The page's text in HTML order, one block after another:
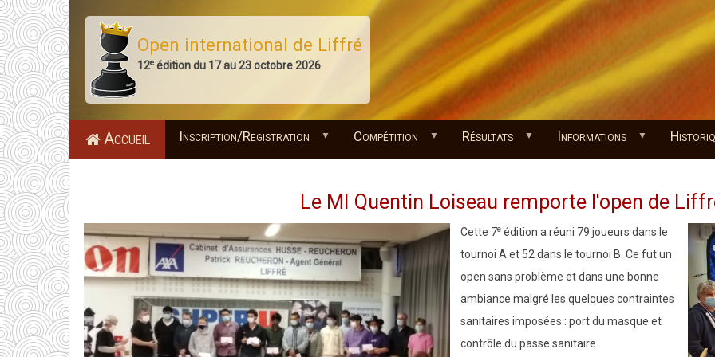
Aller
au
contenu
principal
Open international de Liffré
12e édition du 17 au 23 octobre 2026
Accueil Inscription/Registration Compétition Résultats Informations
Le MI Quentin Loiseau remporte l'open de
Cette 7e édition a réuni 79 joueurs dans le
tournoi A et 52 dans le tournoi B. Ce fut un
open sans problème et dans une bonne
ambiance malgré les quelques contraintes
sanitaires imposées : port du masque et
contrôle du passe sanitaire.